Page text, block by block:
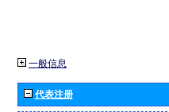
一般信息
代表注册